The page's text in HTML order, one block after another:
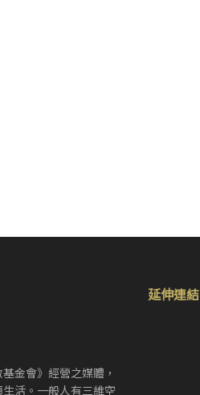
金會》經營之媒體，
活。一般人有三維空
延伸連結